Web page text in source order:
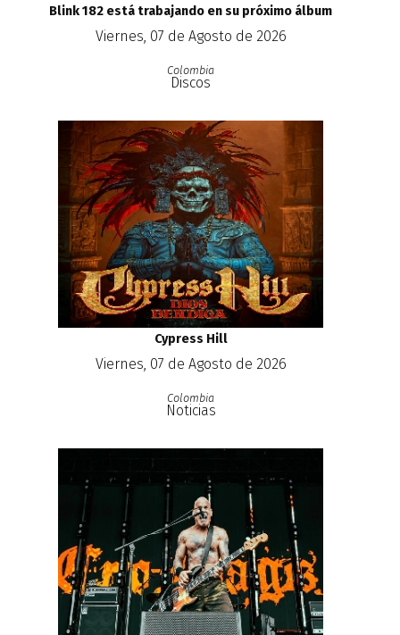
Blink 182 está trabajando en su próximo álbum
Viernes, 07 de Agosto de 2026
Colombia
Discos
Cypress Hill
Viernes, 07 de Agosto de 2026
Colombia
Noticias